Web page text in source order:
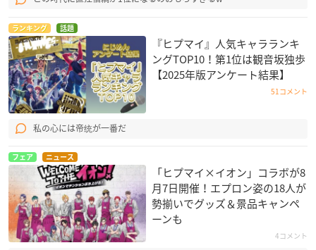
ランキング 話題
『ヒプマイ』人気キャラランキ
ングTOP10！第1位は観音坂独歩
【2025年版アンケート結果】
51コメント
私の心には帝统が一番だ
フェア ニュース
「ヒプマイ×イオン」コラボが8
月7日開催！エプロン姿の18人が
勢揃いでグッズ＆景品キャンペ
ーンも
4コメント